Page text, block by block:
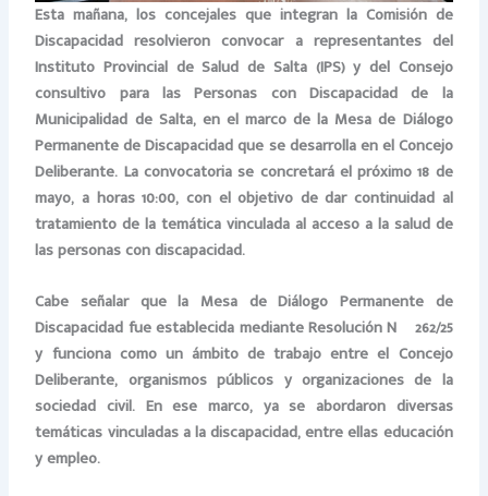
Esta mañana, los concejales que integran la Comisión de
Discapacidad resolvieron convocar a representantes del
Instituto Provincial de Salud de Salta (IPS) y del Consejo
consultivo para las Personas con Discapacidad de la
Municipalidad de Salta, en el marco de la Mesa de Diálogo
Permanente de Discapacidad que se desarrolla en el Concejo
Deliberante. La convocatoria se concretará el próximo 18 de
mayo, a horas 10:00, con el objetivo de dar continuidad al
tratamiento de la temática vinculada al acceso a la salud de
las personas con discapacidad.
Cabe señalar que la Mesa de Diálogo Permanente de
Discapacidad fue establecida mediante Resolución Nº 262/25
y funciona como un ámbito de trabajo entre el Concejo
Deliberante, organismos públicos y organizaciones de la
sociedad civil. En ese marco, ya se abordaron diversas
temáticas vinculadas a la discapacidad, entre ellas educación
y empleo.